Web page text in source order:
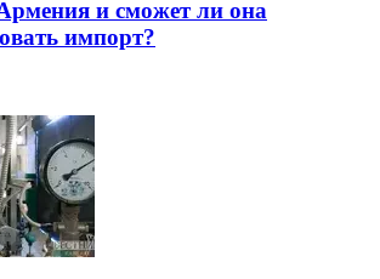
и сможет ли она
импорт?